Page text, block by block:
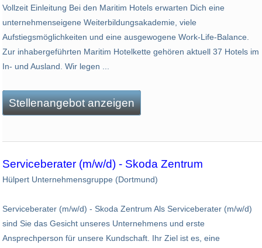
Vollzeit Einleitung Bei den Maritim Hotels erwarten Dich eine
unternehmenseigene Weiterbildungsakademie, viele
Aufstiegsmöglichkeiten und eine ausgewogene Work-Life-Balance.
Zur inhabergeführten Maritim Hotelkette gehören aktuell 37 Hotels im
In- und Ausland. Wir legen ...
Stellenangebot anzeigen
Serviceberater (m/w/d) - Skoda Zentrum
Hülpert Unternehmensgruppe (Dortmund)
Serviceberater (m/w/d) - Skoda Zentrum Als Serviceberater (m/w/d)
sind Sie das Gesicht unseres Unternehmens und erste
Ansprechperson für unsere Kundschaft. Ihr Ziel ist es, eine